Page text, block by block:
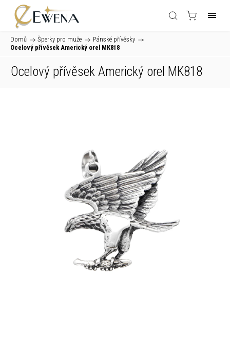
Domů / Šperky pro muže / Pánské přívěsky /
Ocelový přívěsek Americký orel MK818
Ocelový přívěsek Americký orel MK818